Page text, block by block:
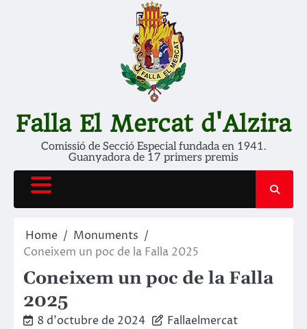
Falla El Mercat d'Alzira
Comissió de Secció Especial fundada en 1941.
Guanyadora de 17 primers premis
Home
Monuments
Coneixem un poc de la Falla 2025
Coneixem un poc de la Falla
2025
8 d'octubre de 2024 Fallaelmercat